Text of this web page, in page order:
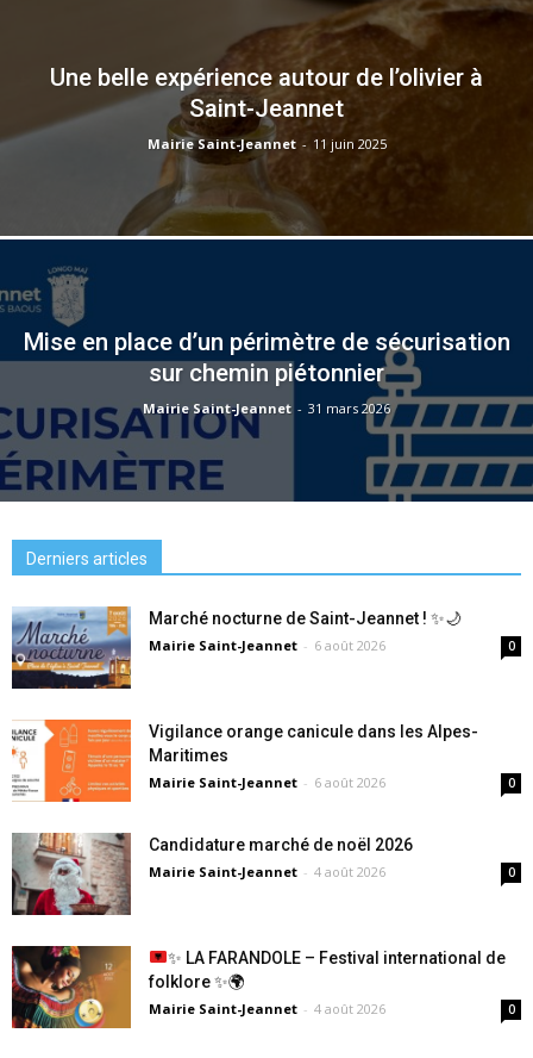
Une belle expérience autour de l’olivier à
Saint-Jeannet
Mairie Saint-Jeannet - 11 juin 2025
Mise en place d’un périmètre de sécurisation
sur chemin piétonnier
Mairie Saint-Jeannet - 31 mars 2026
Derniers articles
Marché nocturne de Saint-Jeannet ! ✨🌙
Mairie Saint-Jeannet - 6 août 2026 0
Vigilance orange canicule dans les Alpes-
Maritimes
Mairie Saint-Jeannet - 6 août 2026 0
Candidature marché de noël 2026
Mairie Saint-Jeannet - 4 août 2026 0
✨ LA FARANDOLE – Festival international de
folklore✨🌍
Mairie Saint-Jeannet - 4 août 2026 0